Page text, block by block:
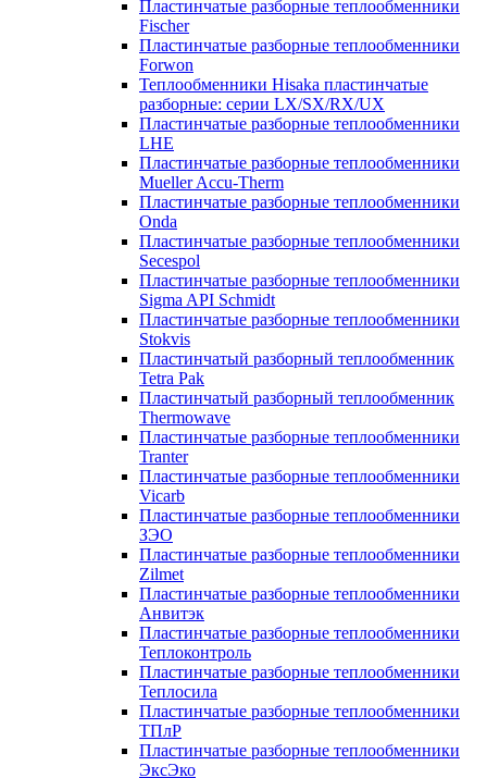
Пластинчатые разборные теплообменники
Fischer
Пластинчатые разборные теплообменники
Forwon
Теплообменники Hisaka пластинчатые
разборные: серии LX/SX/RX/UX
Пластинчатые разборные теплообменники
LHE
Пластинчатые разборные теплообменники
Mueller Accu-Therm
Пластинчатые разборные теплообменники
Onda
Пластинчатые разборные теплообменники
Secespol
Пластинчатые разборные теплообменники
Sigma API Schmidt
Пластинчатые разборные теплообменники
Stokvis
Пластинчатый разборный теплообменник
Tetra Pak
Пластинчатый разборный теплообменник
Thermowave
Пластинчатые разборные теплообменники
Tranter
Пластинчатые разборные теплообменники
Vicarb
Пластинчатые разборные теплообменники
ЗЭО
Пластинчатые разборные теплообменники
Zilmet
Пластинчатые разборные теплообменники
Анвитэк
Пластинчатые разборные теплообменники
Теплоконтроль
Пластинчатые разборные теплообменники
Теплосила
Пластинчатые разборные теплообменники
ТПлР
Пластинчатые разборные теплообменники
ЭксЭко